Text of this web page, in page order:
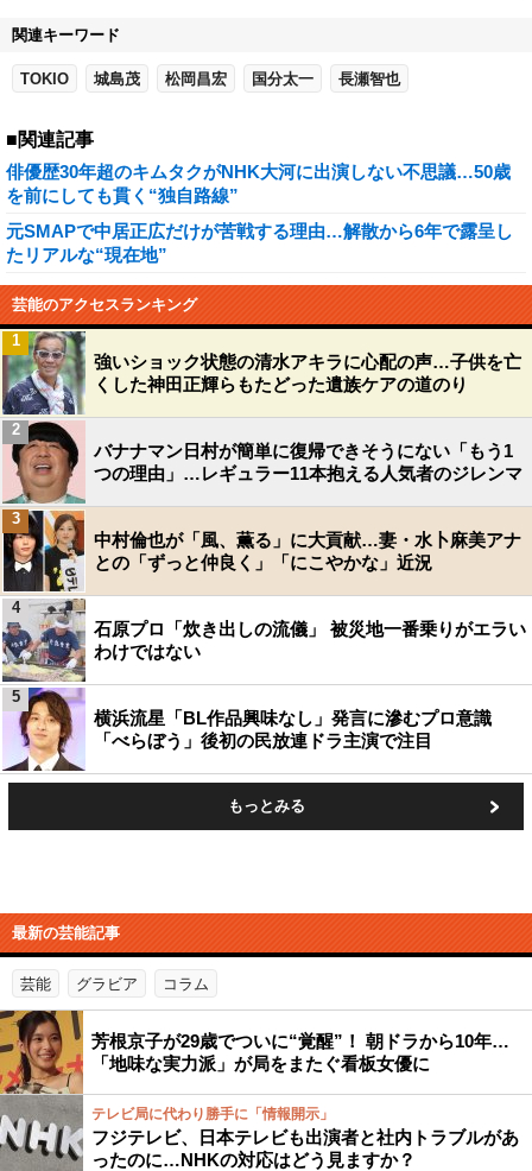
関連キーワード
TOKIO 城島茂 松岡昌宏 国分太一 長瀬智也
■関連記事
俳優歴30年超のキムタクがNHK大河に出演しない不思議…50歳
を前にしても貫く“独自路線”
元SMAPで中居正広だけが苦戦する理由…解散から6年で露呈し
たリアルな“現在地”
芸能のアクセスランキング
強いショック状態の清水アキラに心配の声…子供を亡
くした神田正輝らもたどった遺族ケアの道のり
1
バナナマン日村が簡単に復帰できそうにない「もう1
つの理由」…レギュラー11本抱える人気者のジレンマ
2
中村倫也が「風、薫る」に大貢献…妻・水卜麻美アナ
との「ずっと仲良く」「にこやかな」近況
3
石原プロ「炊き出しの流儀」 被災地一番乗りがエラい
わけではない
4
横浜流星「BL作品興味なし」発言に滲むプロ意識
「べらぼう」後初の民放連ドラ主演で注目
5
もっとみる
最新の芸能記事
芸能 グラビア コラム
芳根京子が29歳でついに“覚醒”！ 朝ドラから10年…
「地味な実力派」が局をまたぐ看板女優に
テレビ局に代わり勝手に「情報開示」
フジテレビ、日本テレビも出演者と社内トラブルがあ
ったのに…NHKの対応はどう見ますか？